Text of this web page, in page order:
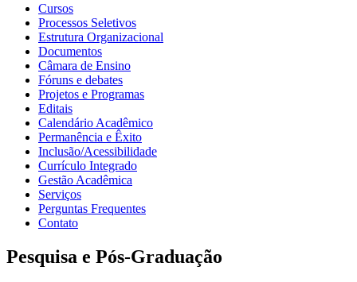
Cursos
Processos Seletivos
Estrutura Organizacional
Documentos
Câmara de Ensino
Fóruns e debates
Projetos e Programas
Editais
Calendário Acadêmico
Permanência e Êxito
Inclusão/Acessibilidade
Currículo Integrado
Gestão Acadêmica
Serviços
Perguntas Frequentes
Contato
Pesquisa e Pós-Graduação